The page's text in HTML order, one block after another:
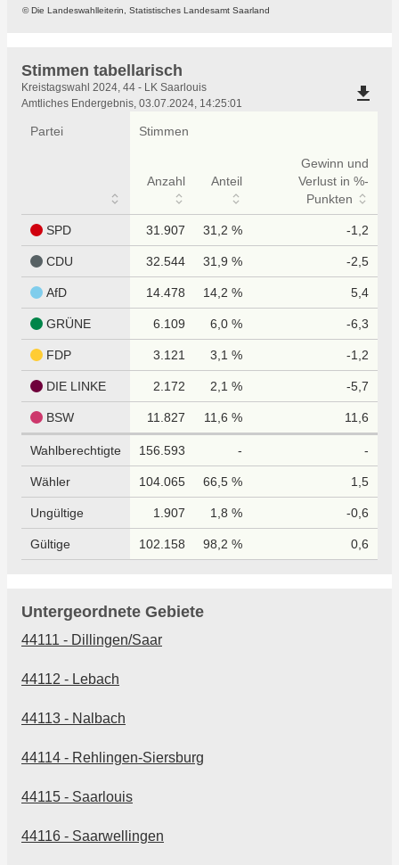
© Die Landeswahlleiterin, Statistisches Landesamt Saarland
Stimmen tabellarisch
Stimmen
tabellarisch
Kreistagswahl 2024, 44 - LK Saarlouis
Amtliches Endergebnis, 03.07.2024, 14:25:01
file_download
Partei Stimmen
Anzahl Anteil
Gewinn und
Verlust in %-
Punkten
SPD 31.907 31,2 % -1,2
CDU 32.544 31,9 % -2,5
AfD 14.478 14,2 % 5,4
GRÜNE 6.109 6,0 % -6,3
FDP 3.121 3,1 % -1,2
DIE LINKE 2.172 2,1 % -5,7
BSW 11.827 11,6 % 11,6
Wahlberechtigte 156.593 - -
Wähler 104.065 66,5 % 1,5
Ungültige 1.907 1,8 % -0,6
Gültige 102.158 98,2 % 0,6
Untergeordnete Gebiete
44111 - Dillingen/Saar
44112 - Lebach
44113 - Nalbach
44114 - Rehlingen-Siersburg
44115 - Saarlouis
44116 - Saarwellingen